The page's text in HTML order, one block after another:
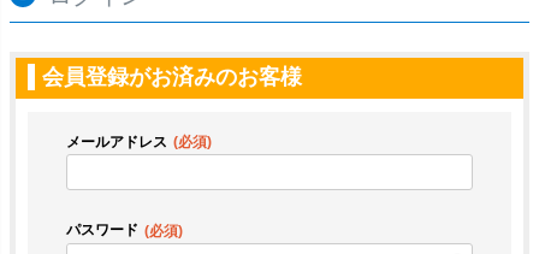
会員登録がお済みのお客様
メールアドレス (必須)
パスワード (必須)